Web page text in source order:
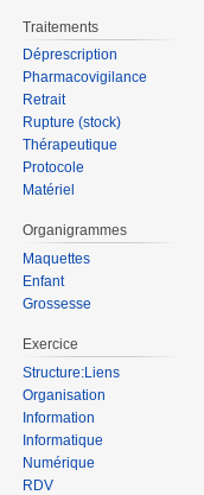
Traitements
Déprescription
Pharmacovigilance
Retrait
Rupture (stock)
Thérapeutique
Protocole
Matériel
Organigrammes
Maquettes
Enfant
Grossesse
Exercice
Structure:Liens
Organisation
Information
Informatique
Numérique
RDV